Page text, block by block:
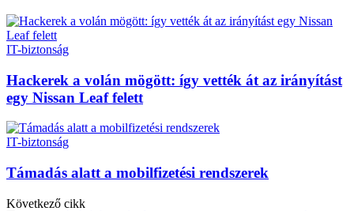
IT-biztonság
Hackerek a volán mögött: így vették át az irányítást
egy Nissan Leaf felett
IT-biztonság
Támadás alatt a mobilfizetési rendszerek
Következő cikk